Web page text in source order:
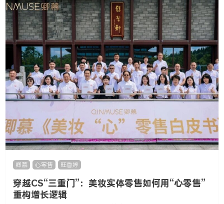
卿慕 心零售 旺香婷
穿越CS“三重门”：美妆实体零售如何用“心零售”
重构增长逻辑